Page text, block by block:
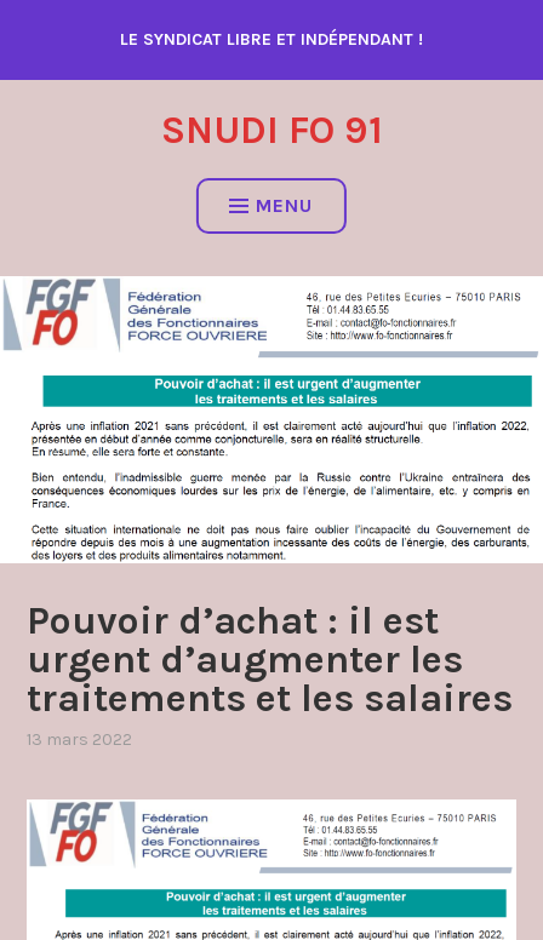
contenu
LE SYNDICAT LIBRE ET INDÉPENDANT !
SNUDI FO 91
MENU
Pouvoir d’achat : il est
urgent d’augmenter les
traitements et les salaires
13 mars 2022
carriere,
communique,
promotion
salaire
prime